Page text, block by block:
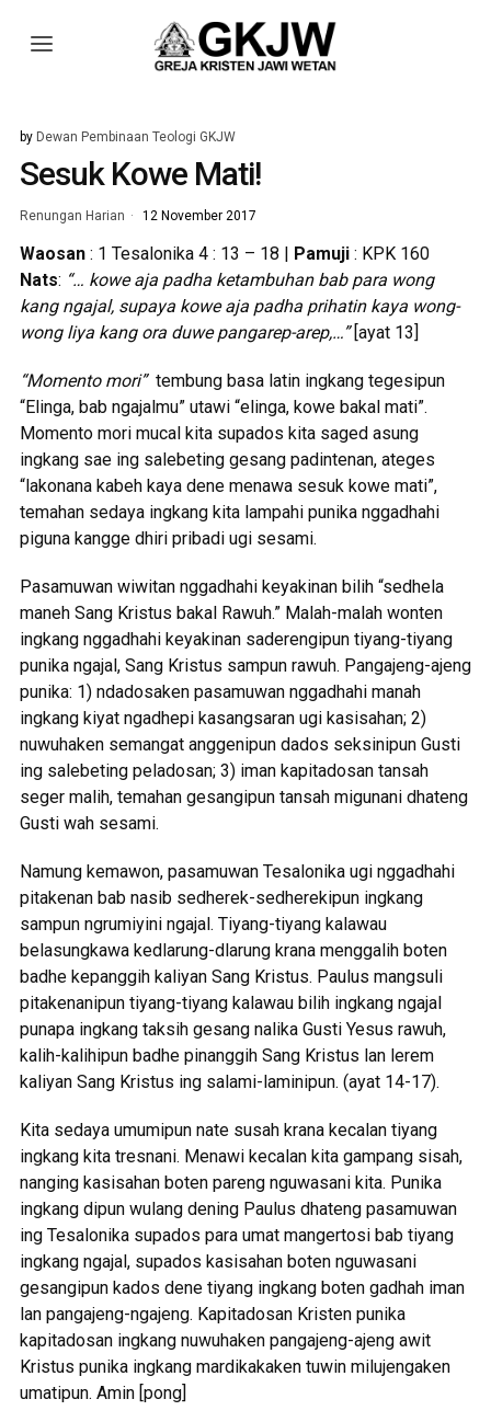
by Dewan Pembinaan Teologi GKJW
Sesuk Kowe Mati!
Renungan Harian 12 November 2017
Waosan: 1 Tesalonika 4 : 13 – 18 | Pamuji: KPK 160
Nats: “… kowe aja padha ketambuhan bab para wong
kang ngajal, supaya kowe aja padha prihatin kaya wong-
wong liya kang ora duwe pangarep-arep,…”[ayat 13]
“Momento mori” tembung basa latin ingkang tegesipun
“Elinga, bab ngajalmu” utawi “elinga, kowe bakal mati”.
Momento mori mucal kita supados kita saged asung
ingkang sae ing salebeting gesang padintenan, ateges
“lakonana kabeh kaya dene menawa sesuk kowe mati”,
temahan sedaya ingkang kita lampahi punika nggadhahi
piguna kangge dhiri pribadi ugi sesami.
Pasamuwan wiwitan nggadhahi keyakinan bilih “sedhela
maneh Sang Kristus bakal Rawuh.” Malah-malah wonten
ingkang nggadhahi keyakinan saderengipun tiyang-tiyang
punika ngajal, Sang Kristus sampun rawuh. Pangajeng-ajeng
punika: 1) ndadosaken pasamuwan nggadhahi manah
ingkang kiyat ngadhepi kasangsaran ugi kasisahan; 2)
nuwuhaken semangat anggenipun dados seksinipun Gusti
ing salebeting peladosan; 3) iman kapitadosan tansah
seger malih, temahan gesangipun tansah migunani dhateng
Gusti wah sesami.
Namung kemawon, pasamuwan Tesalonika ugi nggadhahi
pitakenan bab nasib sedherek-sedherekipun ingkang
sampun ngrumiyini ngajal. Tiyang-tiyang kalawau
belasungkawa kedlarung-dlarung krana menggalih boten
badhe kepanggih kaliyan Sang Kristus. Paulus mangsuli
pitakenanipun tiyang-tiyang kalawau bilih ingkang ngajal
punapa ingkang taksih gesang nalika Gusti Yesus rawuh,
kalih-kalihipun badhe pinanggih Sang Kristus lan lerem
kaliyan Sang Kristus ing salami-laminipun. (ayat 14-17).
Kita sedaya umumipun nate susah krana kecalan tiyang
ingkang kita tresnani. Menawi kecalan kita gampang sisah,
nanging kasisahan boten pareng nguwasani kita. Punika
ingkang dipun wulang dening Paulus dhateng pasamuwan
ing Tesalonika supados para umat mangertosi bab tiyang
ingkang ngajal, supados kasisahan boten nguwasani
gesangipun kados dene tiyang ingkang boten gadhah iman
lan pangajeng-ngajeng. Kapitadosan Kristen punika
kapitadosan ingkang nuwuhaken pangajeng-ajeng awit
Kristus punika ingkang mardikakaken tuwin milujengaken
umatipun. Amin [pong]